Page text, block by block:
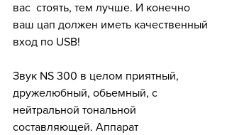
вас  стоять, тем лучше. И конечно
ваш цап должен иметь качественный
вход по USB!
Звук NS 300 в целом приятный,
дружелюбный, обьемный, с
нейтральной тональной
составляющей. Аппарат